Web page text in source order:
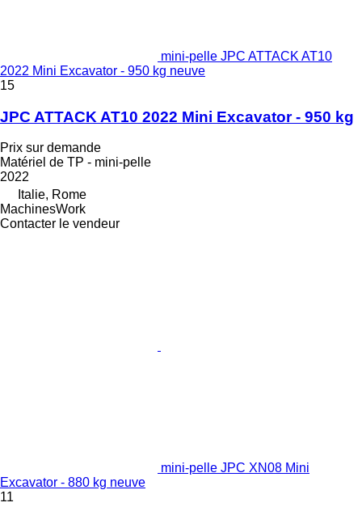
mini-pelle JPC ATTACK AT10
2022 Mini Excavator - 950 kg neuve
15
JPC ATTACK AT10 2022 Mini Excavator - 950 kg
Prix sur demande
Matériel de TP - mini-pelle
2022
Italie, Rome
MachinesWork
Contacter le vendeur
mini-pelle JPC XN08 Mini
Excavator - 880 kg neuve
11